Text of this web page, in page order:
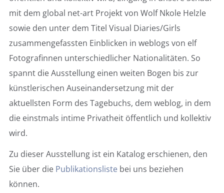
mit dem global net-art Projekt von Wolf Nkole Helzle
sowie den unter dem Titel Visual Diaries/Girls
zusammengefassten Einblicken in weblogs von elf
Fotografinnen unterschiedlicher Nationalitäten. So
spannt die Ausstellung einen weiten Bogen bis zur
künstlerischen Auseinandersetzung mit der
aktuellsten Form des Tagebuchs, dem weblog, in dem
die einstmals intime Privatheit öffentlich und kollektiv
wird.
Zu dieser Ausstellung ist ein Katalog erschienen, den
Sie über die Publikationsliste bei uns beziehen
können.